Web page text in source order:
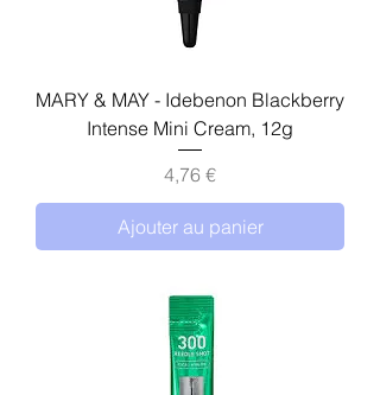
MARY & MAY - Idebenon Blackberry
Intense Mini Cream, 12g
Prix
4,76 €
Ajouter au panier